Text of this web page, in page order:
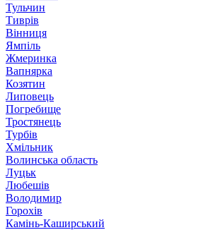
Тульчин
Тиврів
Вінниця
Ямпіль
Жмеринка
Вапнярка
Козятин
Липовець
Погребище
Тростянець
Турбів
Хмільник
Волинська область
Луцьк
Любешів
Володимир
Горохів
Камінь-Каширський